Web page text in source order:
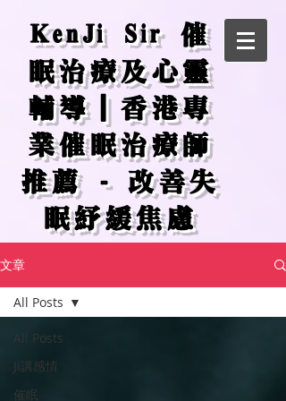
KenJi Sir 催
眠治療及心靈
輔導｜香港專
業催眠治療師
推薦 - 改善失
眠紓緩焦慮
文章
All Posts
Ji講感情
催眠
All Posts